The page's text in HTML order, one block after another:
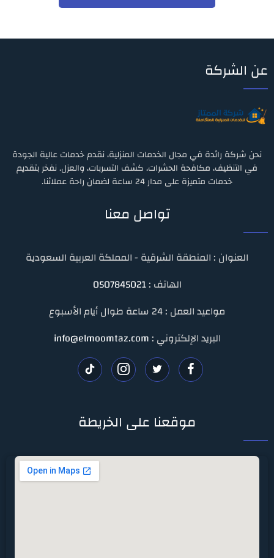
عن الشركة
نحن شركة رائدة في مجال الخدمات المنزلية، نقدم خدمات عالية الجودة
في التنظيف، مكافحة الحشرات، كشف التسربات، والعزل. نفخر بتقديم
خدمات متميزة على مدار 24 ساعة لضمان راحة عملائنا.
تواصل معنا
العنوان : المنطقة الشرقية - المملكة العربية السعودية
الهاتف :0507845021
مواعيد العمل : 24 ساعة طوال أيام الأسبوع
البريد الإلكتروني : info@elmoomtaz.com
تابعنا
فيسبوك
تابعنا
تويتر
تابعنا
انستغرام
تابعنا
تيك
توك
موقعنا على الخريطة